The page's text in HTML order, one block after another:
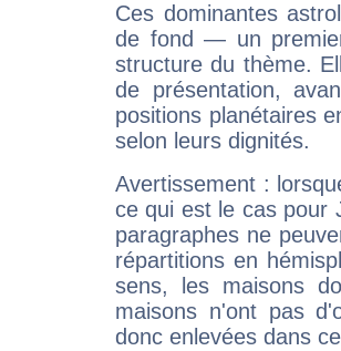
Ces dominantes
de fond — un
structure du thème.
de présentation,
positions planétaires
selon leurs dignités.
Avertissement :
ce qui est le cas pour
paragraphes ne
répartitions en
sens, les maisons
maisons n'ont pas
donc enlevées dans